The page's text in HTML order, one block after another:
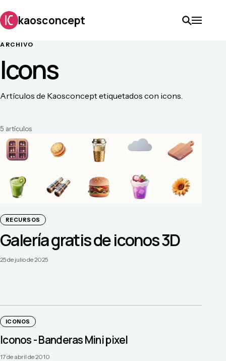
kaosconcept
ARCHIVO
Icons
Artículos de Kaosconcept etiquetados con icons.
5 artículos
RECURSOS
Galería gratis de iconos 3D
25 de julio de 2025
ICONOS
Iconos - Banderas Mini pixel
17 de abril de 2010